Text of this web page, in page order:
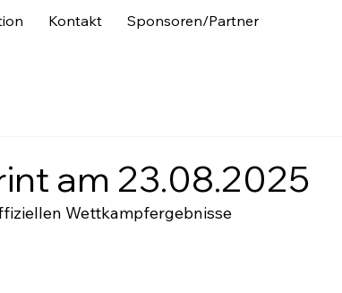
Kontakt Sponsoren/Partner
am 23.08.2025
Wettkampfergebnisse